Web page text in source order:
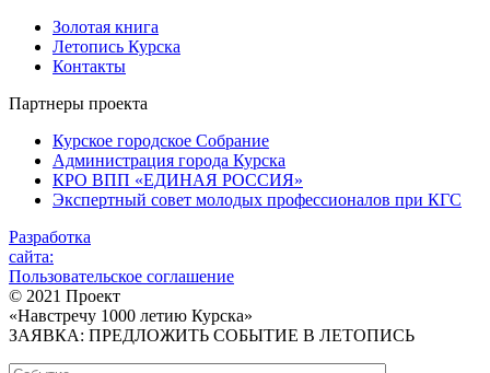
Золотая книга
Летопись Курска
Контакты
Партнеры проекта
Курское городское Собрание
Администрация города Курска
КРО ВПП «ЕДИНАЯ РОССИЯ»
Экспертный совет молодых профессионалов при КГС
Разработка
сайта:
Пользовательское соглашение
© 2021 Проект
«Навстречу 1000 летию Курска»
ЗАЯВКА: ПРЕДЛОЖИТЬ СОБЫТИЕ В ЛЕТОПИСЬ